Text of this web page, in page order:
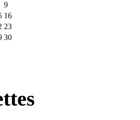
9
16
23
30